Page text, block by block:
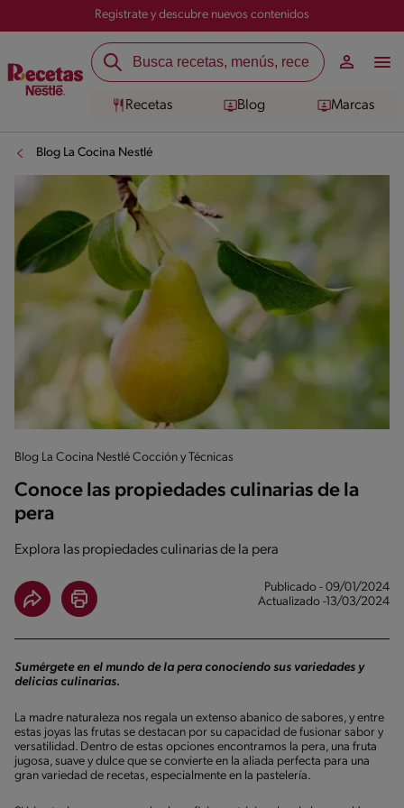
Registrate y descubre nuevos contenidos
Recetas Blog Marcas
Blog La Cocina Nestlé
Blog La Cocina Nestlé Cocción y Técnicas
Conoce las propiedades culinarias de la
pera
Explora las propiedades culinarias de la pera
Publicado - 09/01/2024
Actualizado -13/03/2024
Sumérgete en el mundo de la pera conociendo sus variedades y
delicias culinarias.
La madre naturaleza nos regala un extenso abanico de sabores, y entre
estas joyas las frutas se destacan por su capacidad de fusionar sabor y
versatilidad. Dentro de estas opciones encontramos la pera, una fruta
jugosa, suave y dulce que se convierte en la aliada perfecta para una
gran variedad de recetas, especialmente en la pastelería.